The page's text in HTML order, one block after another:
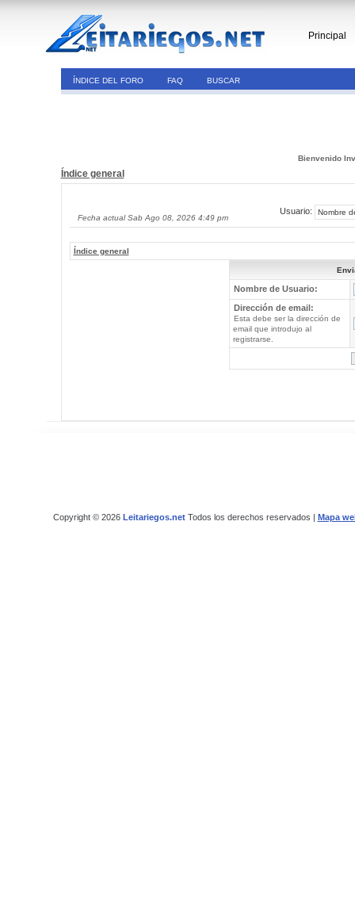
Principal
ÍNDICE DEL FORO FAQ BUSCAR
Bienvenido
Índice general
Fecha actual Sab Ago 08, 2026 4:49 pm
Usuario:
Índice general
Nombre de Usuario:
Dirección de email:
Esta debe ser la dirección de
email que introdujo al
registrarse.
Copyright © 2026 Leitariegos.netTodos los derechos reservados | Mapa